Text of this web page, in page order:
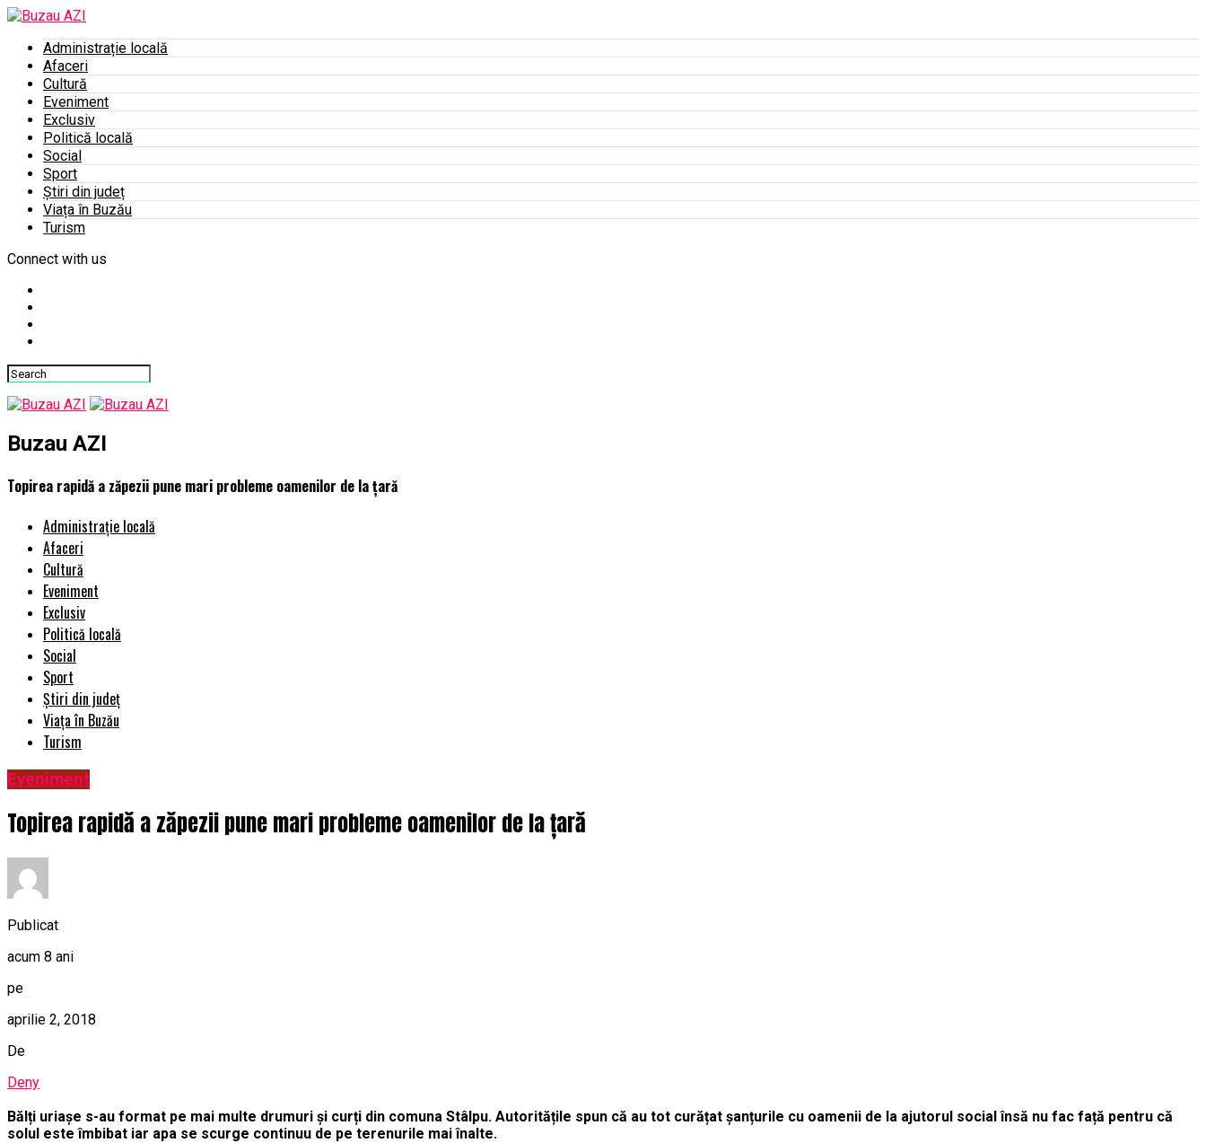
Administrație locală
Afaceri
Cultură
Eveniment
Exclusiv
Politică locală
Social
Sport
Știri din județ
Viața în Buzău
Turism
Connect with us
Buzau AZI
Topirea rapidă a zăpezii pune mari probleme oamenilor de la țară
Administrație locală
Afaceri
Cultură
Eveniment
Exclusiv
Politică locală
Social
Sport
Știri din județ
Viața în Buzău
Turism
Eveniment
Topirea rapidă a zăpezii pune mari probleme oamenilor de la țară
Publicat
acum 8 ani
pe
aprilie 2, 2018
De
Deny
Bălți uriașe s-au format pe mai multe drumuri și curți din comuna Stâlpu. Autoritățile spun că au tot curățat șanțurile cu oamenii de la ajutorul social însă nu fac față pentru că
solul este îmbibat iar apa se scurge continuu de pe terenurile mai înalte.